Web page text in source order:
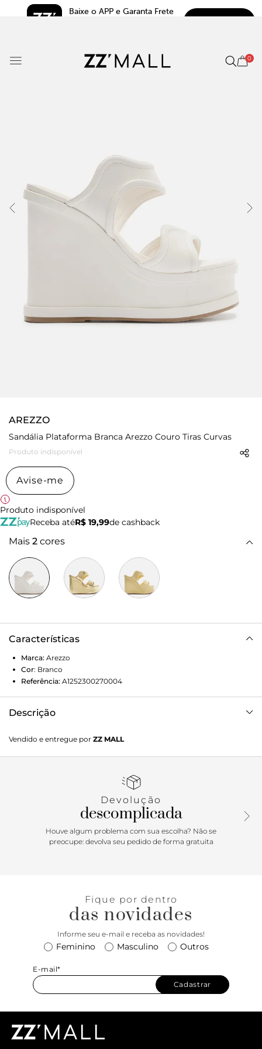
Baixe o APP e Garanta Frete
0
AREZZO
Sandália Plataforma Branca Arezzo Couro Tiras Curvas
Produto indisponível
Avise-me
Produto indisponível
Receba atéR$ 19,99de cashback
Mais 2 cores
Características
Marca: Arezzo
Cor: Branco
Referência: A1252300270004
Descrição
plataforma e formato arredondado na ponta. Traz tiras
largas e em formato curvo sobre os dedos e a parte
Vendido e entregue por ZZ MALL
Devolução
descomplicada
Houve algum problema com sua escolha? Não se
preocupe: devolva seu pedido de forma gratuita
Fique por dentro
das novidades
Informe seu e-mail e receba as novidades!
Feminino Masculino Outros
E-mail*
Cadastrar